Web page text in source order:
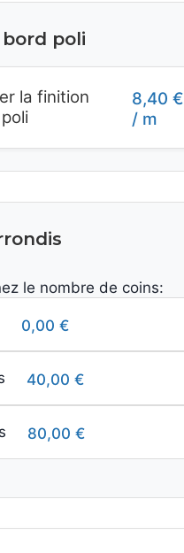
poli
la finition
8,40€
/ m
le nombre de coins:
0,00 €
40,00 €
80,00 €